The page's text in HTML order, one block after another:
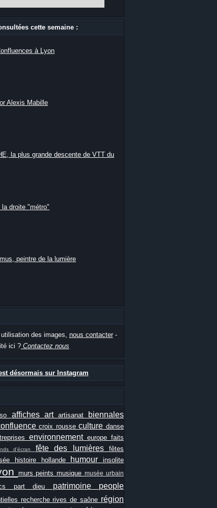
cette semaine :
à Lyon
Alexis Mabille
la plus grande descente de VTT du
la droite "métro"
peintre de la lumière
des images, nous contacter-
ici ? Contactez nous
désormais sur Instagram
affiches art artisanat biennales
croix rousseculturedanse
environnement europe faits
d'écran fête des lumières fêtes
histoire hollande humourinsolite
murs peintsmusiquemusée urbain
part dieu patrimoine people
rechercherives de saône région